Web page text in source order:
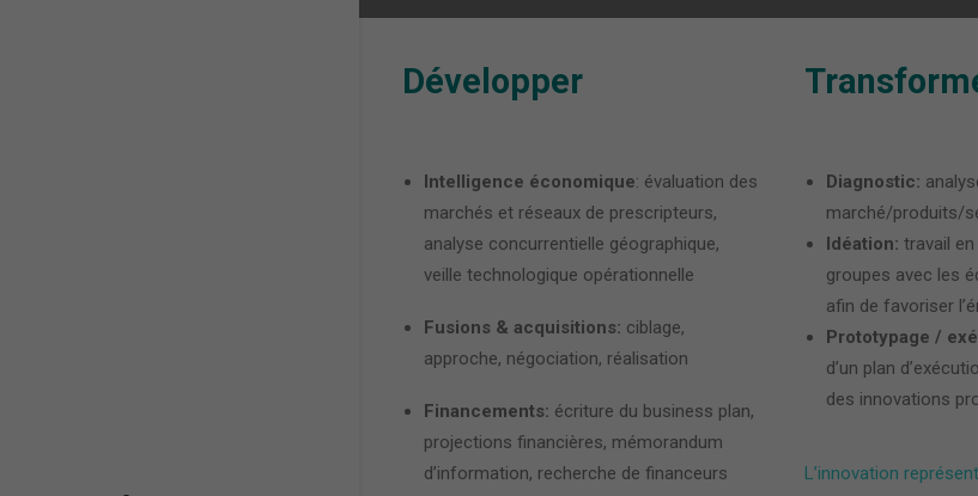
Développer
Intelligence économique: évaluation des
marchés et réseaux de prescripteurs,
analyse concurrentielle géographique,
veille technologique opérationnelle
Fusions & acquisitions: ciblage,
approche, négociation, réalisation
Financements: écriture du business plan,
projections financières, mémorandum
d’information, recherche de financeurs
Diagnostic:
marché/produits/
Idéation: travail
groupes avec les
afin de favoriser
Prototypage /
d’un plan
des innovations
L’innovation